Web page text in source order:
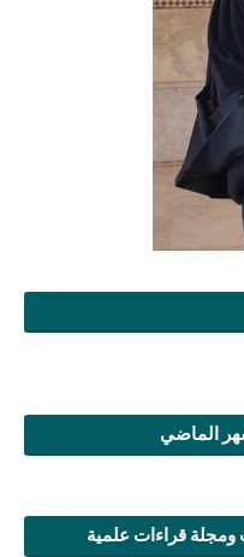
الماضي
ومجلة قراءات علمية